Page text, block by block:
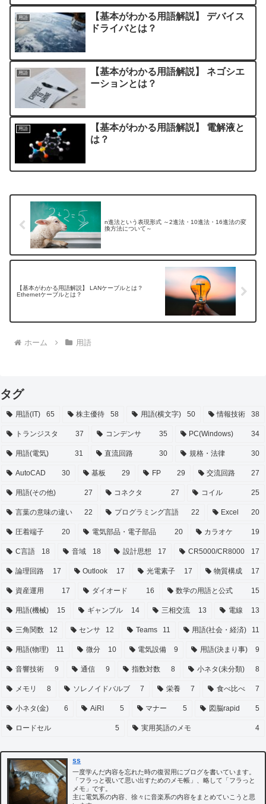
用語
【基本がわかる用語解説】 デバイス
ドライバとは？
用語
【基本がわかる用語解説】 ネゴシエ
ーションとは？
用語
【基本がわかる用語解説】 電解液と
は？
n進法という表現形式 ～2進法・10進法・16進法の変
換方法について～
【基本がわかる用語解説】 LANケーブルとは？
Ethernetケーブルとは？
ホーム 用語
タグ
用語(IT) 65 株主優待 58 用語(横文字) 50 情報技術 38
トランジスタ 37 コンデンサ 35 PC(Windows) 34
用語(電気) 31 直流回路 30 規格・法律 30
AutoCAD 30 基板 29 FP 29 交流回路 27
用語(その他) 27 コネクタ 27 コイル 25
言葉の意味の違い 22 プログラミング言語 22 Excel 20
圧着端子 20 電気部品・電子部品 20 カラオケ 19
C言語 18 音域 18 設計思想 17 CR5000/CR8000 17
論理回路 17 Outlook 17 光電素子 17 物質構成 17
資産運用 17 ダイオード 16 数学の用語と公式 15
用語(機械) 15 ギャンブル 14 三相交流 13 電線 13
三角関数 12 センサ 12 Teams 11 用語(社会・経済) 11
用語(物理) 11 微分 10 電気設備 9 用語(決まり事) 9
音響技術 9 通信 9 指数対数 8 小ネタ(未分類) 8
メモリ 8 ソレノイドバルブ 7 栄養 7 食べ比べ 7
小ネタ(金) 6 AiRI 5 マナー 5 図脳rapid 5
ロードセル 5 実用英語のメモ 4
ss
一度学んだ内容を忘れた時の復習用にブログを書いています。
「フラっと覗いて思い出すためのメモ帳」、略して「フラっと
メモ」です。
主に電気系の内容、徐々に音楽系の内容をまとめていこうと思